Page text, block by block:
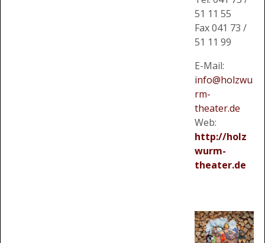
51 11 55
Fax 041 73 /
51 11 99
E-Mail:
info@holzwu
rm-
theater.de
Web:
http://holz
wurm-
theater.de